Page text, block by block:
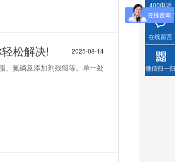
2025-08-14
松解决!
、氮磷及添加剂残留等。单一处
400电话
在线留言
微信扫一扫